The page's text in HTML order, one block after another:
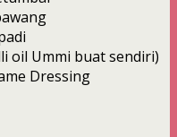
oil Ummi buat sendiri)
Dressing